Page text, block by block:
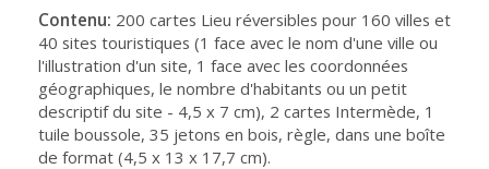
Contenu: 200 cartes Lieu réversibles pour 160 villes et
40 sites touristiques (1 face avec le nom d'une ville ou
l'illustration d'un site, 1 face avec les coordonnées
géographiques, le nombre d'habitants ou un petit
descriptif du site - 4,5 x 7 cm), 2 cartes Intermède, 1
tuile boussole, 35 jetons en bois, règle, dans une boîte
de format (4,5 x 13 x 17,7 cm).